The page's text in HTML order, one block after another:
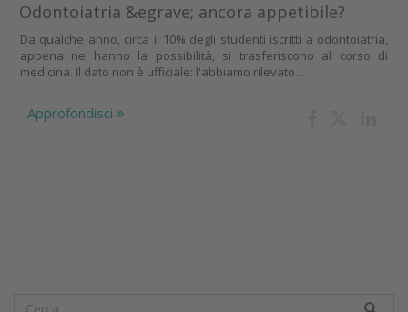
Odontoiatria &egrave; ancora appetibile?
Da qualche anno, circa il 10% degli studenti iscritti a odontoiatria,
appena ne hanno la possibilità, si trasferiscono al corso di
medicina. Il dato non è ufficiale: l'abbiamo rilevato...
Approfondisci